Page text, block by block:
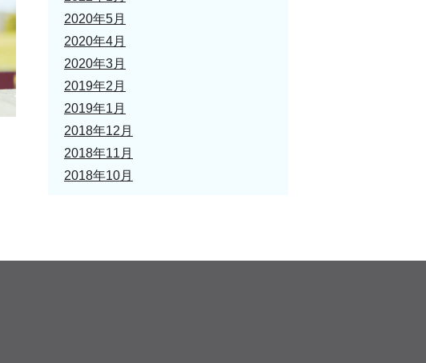
2020年5月
2020年4月
2020年3月
2019年2月
2019年1月
2018年12月
2018年11月
2018年10月